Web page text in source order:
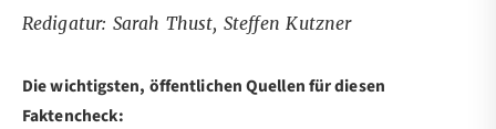
Redigatur: Sarah Thust, Steffen Kutzner
Die wichtigsten, öffentlichen Quellen für diesen
Faktencheck: